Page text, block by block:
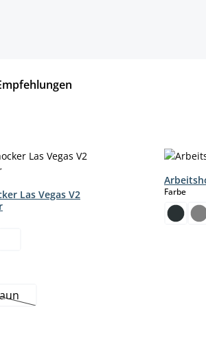
Las Vegas V2
Option ist zurzeit nicht verfügbar.)
Farbe